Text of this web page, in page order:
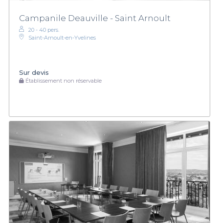
Campanile Deauville - Saint Arnoult
20 - 40 pers.
Saint-Arnoult-en-Yvelines
Sur devis
Établissement non réservable